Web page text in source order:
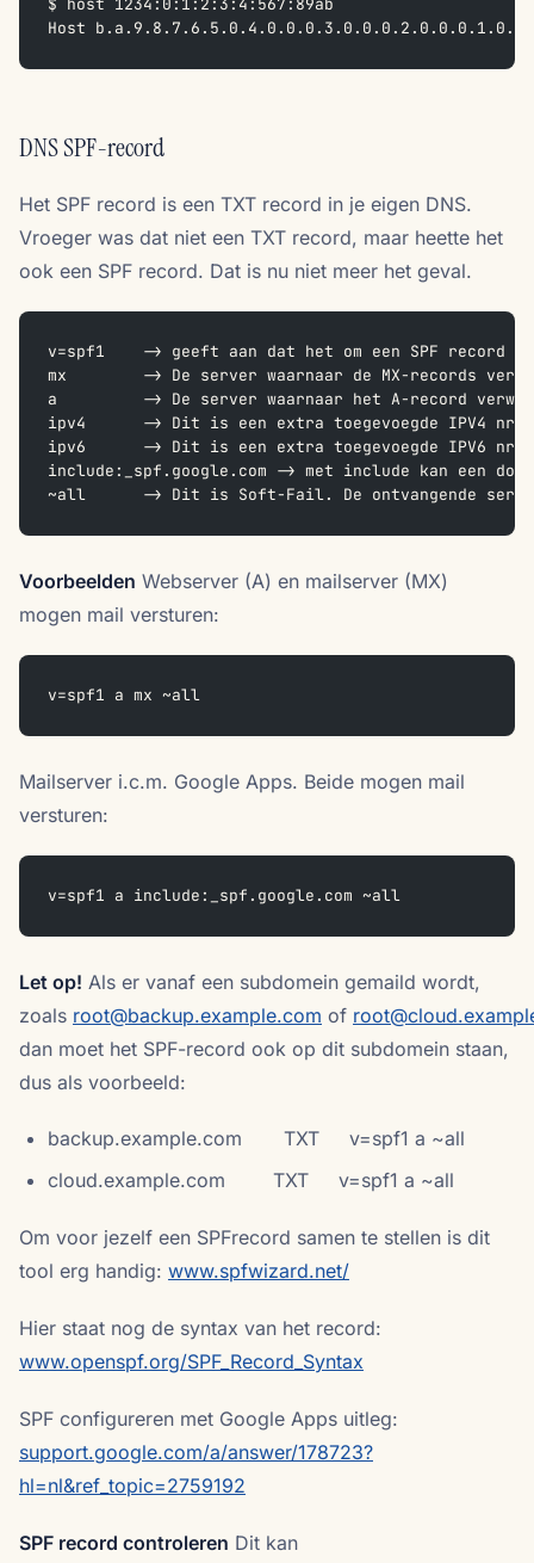
$ host 1234:0:1:2:3:4:567:89ab
Host
DNS SPF-record
Het SPF record is een TXT record in je eigen DNS.
Vroeger was dat niet een TXT record, maar heette het
ook een SPF record. Dat is nu niet meer het geval.
v=spf1    -> geeft aan dat het om een SPF record
mx        -> De server waarnaar de MX-records
a         -> De server waarnaar het A-record
ipv4      -> Dit is een extra toegevoegde IPV4 nr
ipv6      -> Dit is een extra toegevoegde IPV6 nr
include:_spf.google.com -> met include kan een
~all      -> Dit is Soft-Fail. De ontvangende
Voorbeelden Webserver (A) en mailserver (MX)
mogen mail versturen:
v=spf1 a mx ~all
Mailserver i.c.m. Google Apps. Beide mogen mail
versturen:
v=spf1 a include:_spf.google.com ~all
Let op! Als er vanaf een subdomein gemaild wordt,
zoals root@backup.example.com of
dan moet het SPF-record ook op dit subdomein staan,
dus als voorbeeld:
backup.example.com TXT v=spf1 a ~all
cloud.example.com TXT v=spf1 a ~all
Om voor jezelf een SPFrecord samen te stellen is dit
tool erg handig: www.spfwizard.net/
Hier staat nog de syntax van het record:
www.openspf.org/SPF_Record_Syntax
SPF configureren met Google Apps uitleg:
support.google.com/a/answer/178723?
hl=nl&ref_topic=2759192
SPF record controleren Dit kan